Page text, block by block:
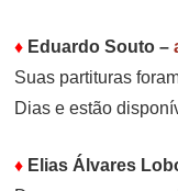
♦ Eduardo Souto –
Suas partituras
Dias e estão
♦ Elias Álvares